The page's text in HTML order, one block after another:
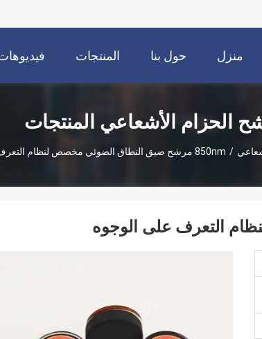
منزل حول بنا المنتجات
الحزام الأشعاعي المنتجات
/ 850nm مرشح ضيق النطاق الضوئي مخصص لنظام التعرف على الوجوه